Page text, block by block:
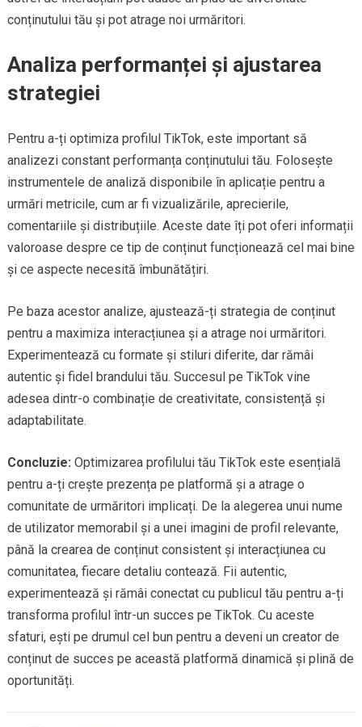
conținutului tău și pot atrage noi urmăritori.
Analiza performanței și ajustarea
strategiei
Pentru a-ți optimiza profilul TikTok, este important să
analizezi constant performanța conținutului tău. Folosește
instrumentele de analiză disponibile în aplicație pentru a
urmări metricile, cum ar fi vizualizările, aprecierile,
comentariile și distribuțiile. Aceste date îți pot oferi informații
valoroase despre ce tip de conținut funcționează cel mai bine
și ce aspecte necesită îmbunătățiri.
Pe baza acestor analize, ajustează-ți strategia de conținut
pentru a maximiza interacțiunea și a atrage noi urmăritori.
Experimentează cu formate și stiluri diferite, dar rămâi
autentic și fidel brandului tău. Succesul pe TikTok vine
adesea dintr-o combinație de creativitate, consistență și
adaptabilitate.
Concluzie: Optimizarea profilului tău TikTok este esențială
pentru a-ți crește prezența pe platformă și a atrage o
comunitate de urmăritori implicați. De la alegerea unui nume
de utilizator memorabil și a unei imagini de profil relevante,
până la crearea de conținut consistent și interacțiunea cu
comunitatea, fiecare detaliu contează. Fii autentic,
experimentează și rămâi conectat cu publicul tău pentru a-ți
transforma profilul într-un succes pe TikTok. Cu aceste
sfaturi, ești pe drumul cel bun pentru a deveni un creator de
conținut de succes pe această platformă dinamică și plină de
oportunități.